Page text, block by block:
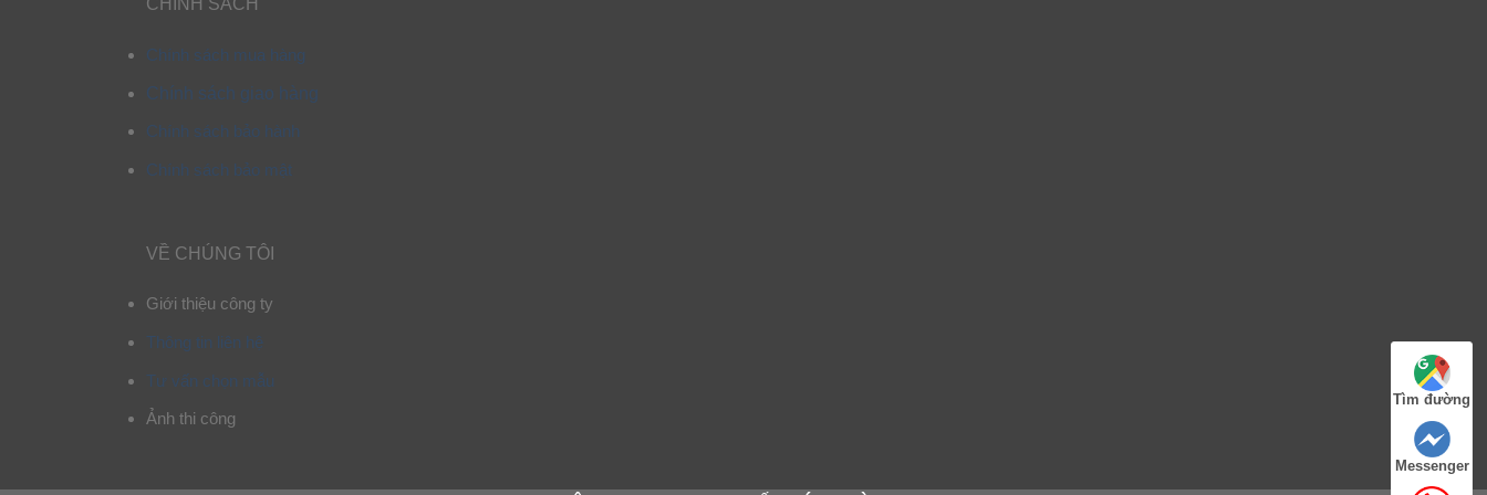
CHÍNH SÁCH
Chính sách mua hàng
Chính sách giao hàng
Chính sách bảo hành
Chính sách bảo mật
VỀ CHÚNG TÔI
Giới thiệu công ty
Thông tin liên hệ
Tư vấn chọn mẫu
Ảnh thi công
Tìm đường
Messenger